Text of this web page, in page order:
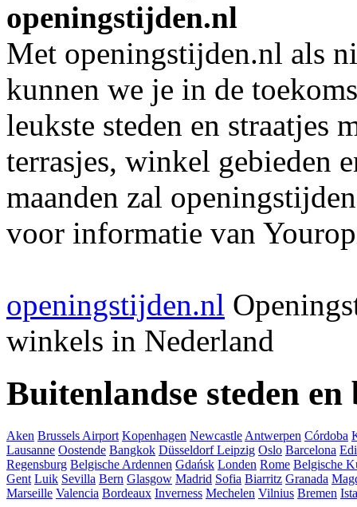
openingstijden.nl
Met openingstijden.nl als
kunnen we je in de
leukste steden en straatjes
terrasjes, winkel gebieden
maanden zal
voor informatie van
openingstijden.nl
winkels in Nederland
Buitenlandse steden en
Aken Brussels Airport Kopenhagen Newcastle Antwerpen Córdoba
Lausanne Oostende Bangkok DüsseldorfLeipzig Oslo Barcelona
Regensburg Belgische Ardennen Gdańsk Londen Rome Belgische
Gent Luik Sevilla Bern Glasgow Madrid Sofia Biarritz Granada
Marseille Valencia Bordeaux Inverness Mechelen Vilnius Bremen